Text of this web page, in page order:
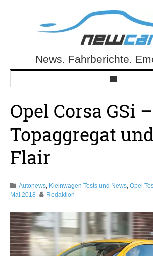
NewCarz.deNews. Fahrberichte.
Opel Corsa GSi –
Topaggregat
Flair
Autonews, Kleinwagen Tests und News, Opel
Mai 2018
Redaktion